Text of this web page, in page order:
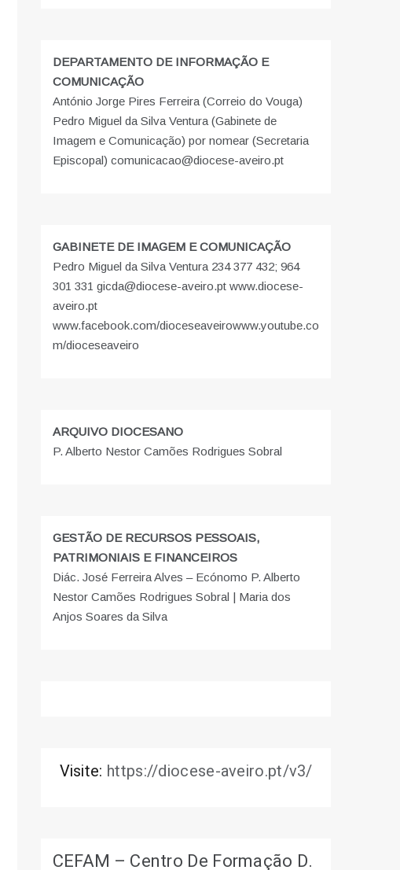
DEPARTAMENTO DE INFORMAÇÃO E
COMUNICAÇÃO
António Jorge Pires Ferreira (Correio do Vouga)
Pedro Miguel da Silva Ventura (Gabinete de
Imagem e Comunicação) por nomear (Secretaria
Episcopal) comunicacao@diocese-aveiro.pt
GABINETE DE IMAGEM E COMUNICAÇÃO
Pedro Miguel da Silva Ventura 234 377 432; 964
301 331 gicda@diocese-aveiro.pt www.diocese-
aveiro.pt
www.facebook.com/dioceseaveirowww.youtube.co
m/dioceseaveiro
ARQUIVO DIOCESANO
P. Alberto Nestor Camões Rodrigues Sobral
GESTÃO DE RECURSOS PESSOAIS,
PATRIMONIAIS E FINANCEIROS
Diác. José Ferreira Alves – Ecónomo P. Alberto
Nestor Camões Rodrigues Sobral | Maria dos
Anjos Soares da Silva
Visite: https://diocese-aveiro.pt/v3/
CEFAM – Centro De Formação D.